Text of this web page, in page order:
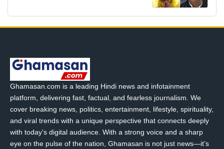
Ghamasan.com is a leading Hindi news and infotainment
platform, delivering fast, factual, and fearless journalism. We
cover breaking news, politics, entertainment, lifestyle, spirituality,
and viral trends with a unique perspective that connects deeply
with today’s digital audience. With a strong voice and a sharp
eye on the pulse of the nation, Ghamasan is not just news—it’s